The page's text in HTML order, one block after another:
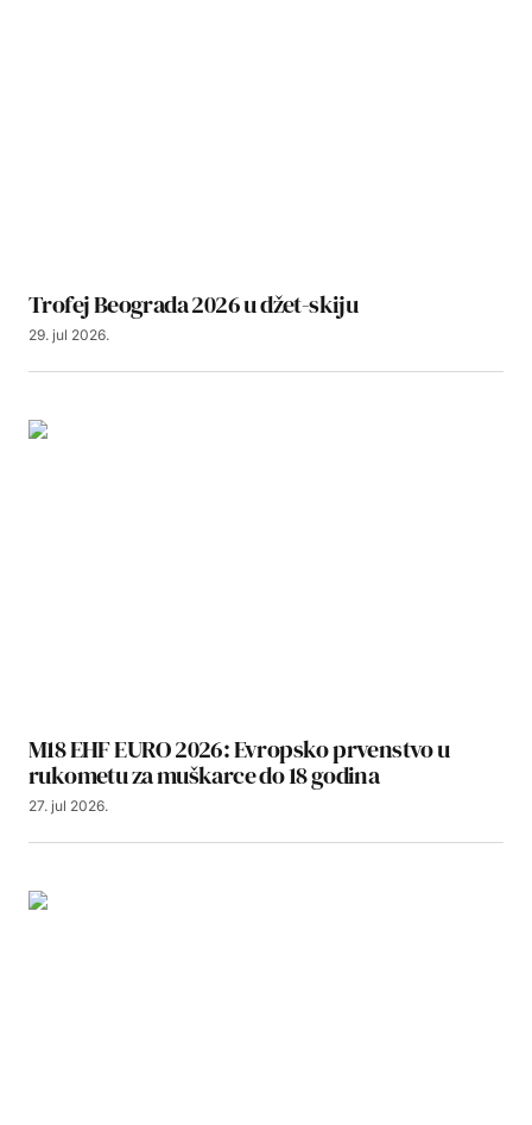
Trofej Beograda 2026 u džet-skiju
29. jul 2026.
M18 EHF EURO 2026: Evropsko prvenstvo u
rukometu za muškarce do 18 godina
27. jul 2026.